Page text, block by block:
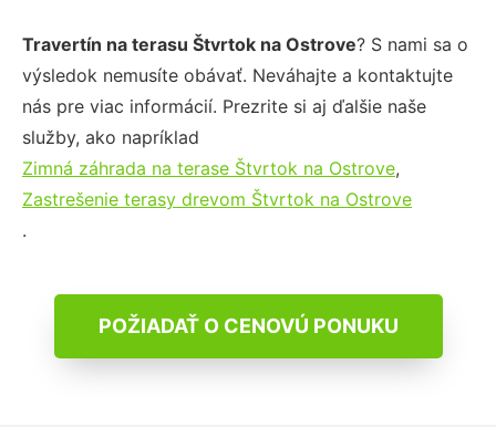
Travertín na terasu Štvrtok na Ostrove? S nami sa o
výsledok nemusíte obávať. Neváhajte a kontaktujte
nás pre viac informácií. Prezrite si aj ďalšie naše
služby, ako napríklad
Zimná záhrada na terase Štvrtok na Ostrove,
Zastrešenie terasy drevom Štvrtok na Ostrove
.
POŽIADAŤ O CENOVÚ PONUKU